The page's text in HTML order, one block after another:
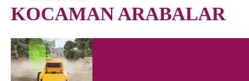
KOCAMAN ARABALAR